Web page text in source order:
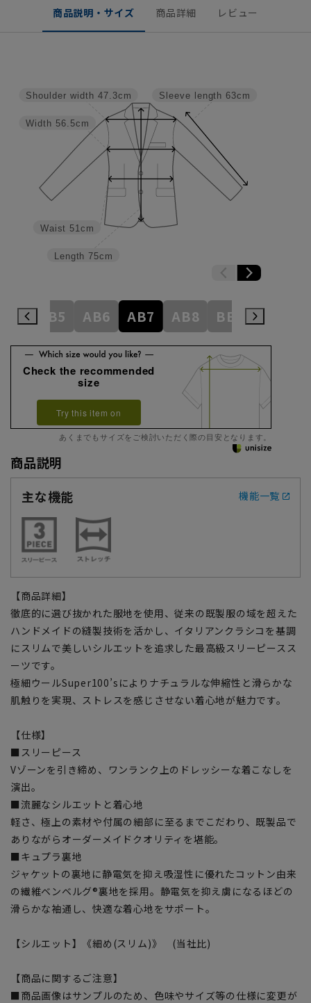
商品説明・サイズ 商品詳細 レビュー
Sleeve length 63cm
Length 75cm
Waist 51cm
Width 56.5cm
Shoulder width 47.3cm
AB5 AB6 AB7 AB8 BE3 BE4
Check the recommended
size
Try this item on
あくまでもサイズをご検討いただく際の目安となります。
商品説明
主な機能
機能一覧
【商品詳細】
徹底的に選び抜かれた服地を使用、従来の既製服の域を超えた
ハンドメイドの縫製技術を活かし、イタリアンクラシコを基調
にスリムで美しいシルエットを追求した最高級スリーピースス
ーツです。
極細ウールSuper100’sによりナチュラルな伸縮性と滑らかな
肌触りを実現、ストレスを感じさせない着心地が魅力です。
【仕様】
■スリーピース
Vゾーンを引き締め、ワンランク上のドレッシーな着こなしを
演出。
■流麗なシルエットと着心地
軽さ、極上の素材や付属の細部に至るまでこだわり、既製品で
ありながらオーダーメイドクオリティを堪能。
■キュプラ裏地
ジャケットの裏地に静電気を抑え吸湿性に優れたコットン由来
の繊維ベンベルグ®裏地を採用。静電気を抑え虜になるほどの
滑らかな袖通し、快適な着心地をサポート。
【シルエット】《細め(スリム)》 (当社比)
【商品に関するご注意】
■商品画像はサンプルのため、色味やサイズ等の仕様に変更が